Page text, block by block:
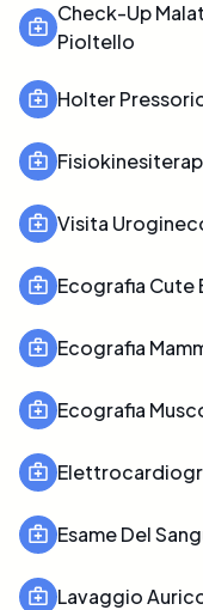
Check-Up
Pioltello
Holter
Visita
Ecografia
Ecografia
Ecografia
Esame Del
Lavaggio